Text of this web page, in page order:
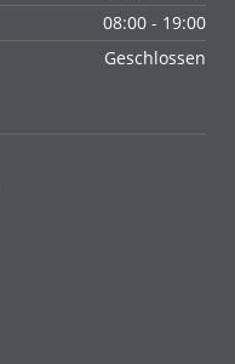
08:00 - 19:00
Geschlossen